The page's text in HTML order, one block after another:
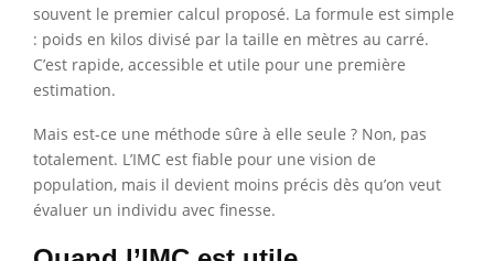
souvent le premier calcul proposé. La formule est simple
: poids en kilos divisé par la taille en mètres au carré.
C’est rapide, accessible et utile pour une première
estimation.
Mais est-ce une méthode sûre à elle seule ? Non, pas
totalement. L’IMC est fiable pour une vision de
population, mais il devient moins précis dès qu’on veut
évaluer un individu avec finesse.